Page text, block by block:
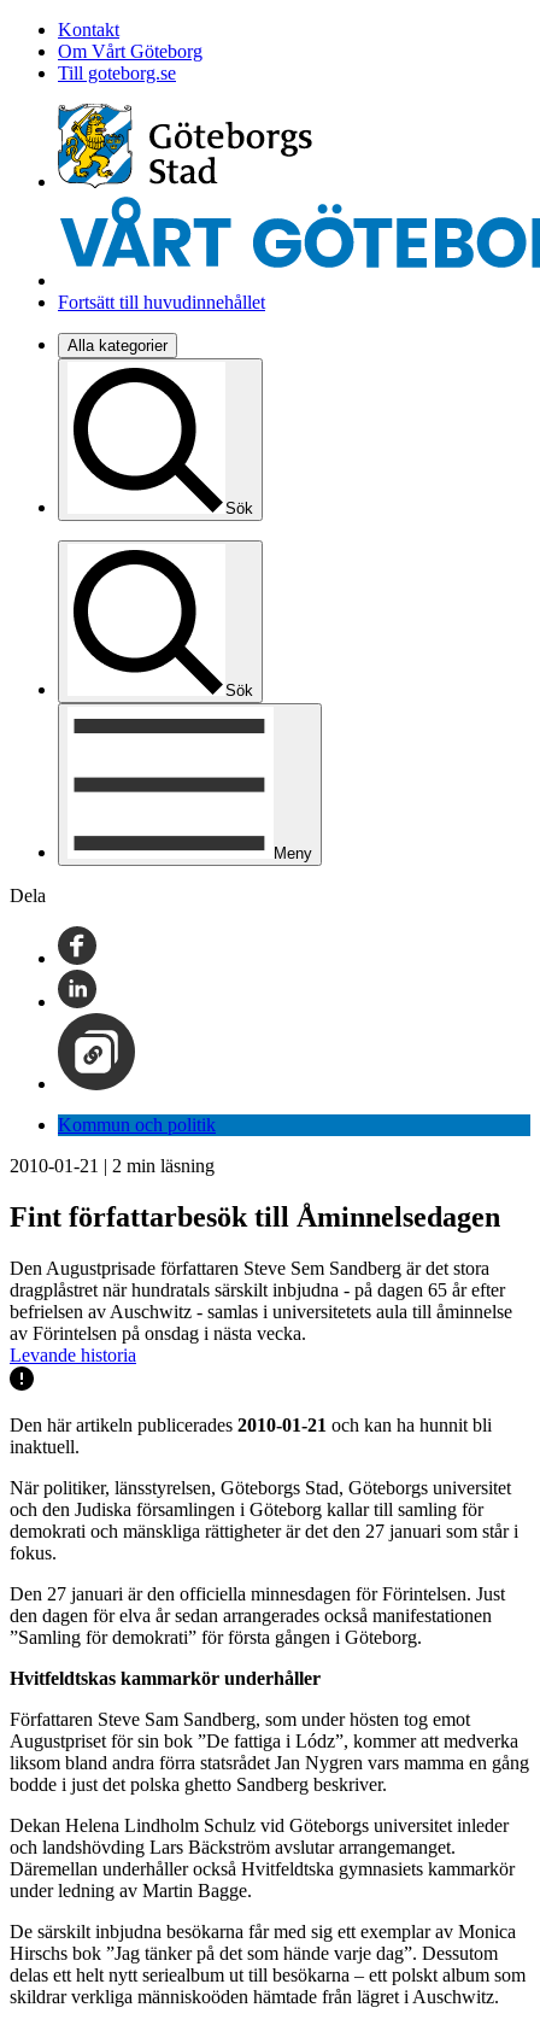
Kontakt
Om Vårt Göteborg
Till goteborg.se
Fortsätt till huvudinnehållet
Alla kategorier
Sök
Sök
Meny
Dela
Kommun och politik
2010-01-21 | 2 min läsning
Fint författarbesök till Åminnelsedagen
Den Augustprisade författaren Steve Sem Sandberg är det stora
dragplåstret när hundratals särskilt inbjudna - på dagen 65 år efter
befrielsen av Auschwitz - samlas i universitetets aula till åminnelse
av Förintelsen på onsdag i nästa vecka.
Levande historia
Den här artikeln publicerades 2010-01-21 och kan ha hunnit bli
inaktuell.
När politiker, länsstyrelsen, Göteborgs Stad, Göteborgs universitet
och den Judiska församlingen i Göteborg kallar till samling för
demokrati och mänskliga rättigheter är det den 27 januari som står i
fokus.
Den 27 januari är den officiella minnesdagen för Förintelsen. Just
den dagen för elva år sedan arrangerades också manifestationen
”Samling för demokrati” för första gången i Göteborg.
Hvitfeldtskas kammarkör underhåller
Författaren Steve Sam Sandberg, som under hösten tog emot
Augustpriset för sin bok ”De fattiga i Lódz”, kommer att medverka
liksom bland andra förra statsrådet Jan Nygren vars mamma en gång
bodde i just det polska ghetto Sandberg beskriver.
Dekan Helena Lindholm Schulz vid Göteborgs universitet inleder
och landshövding Lars Bäckström avslutar arrangemanget.
Däremellan underhåller också Hvitfeldtska gymnasiets kammarkör
under ledning av Martin Bagge.
De särskilt inbjudna besökarna får med sig ett exemplar av Monica
Hirschs bok ”Jag tänker på det som hände varje dag”. Dessutom
delas ett helt nytt seriealbum ut till besökarna – ett polskt album som
skildrar verkliga människoöden hämtade från lägret i Auschwitz.